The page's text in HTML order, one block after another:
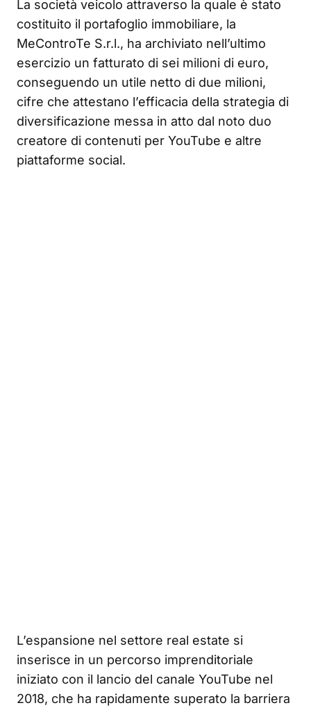
La società veicolo attraverso la quale è stato
costituito il portafoglio immobiliare, la
MeControTe S.r.l., ha archiviato nell’ultimo
esercizio un fatturato di sei milioni di euro,
conseguendo un utile netto di due milioni,
cifre che attestano l’efficacia della strategia di
diversificazione messa in atto dal noto duo
creatore di contenuti per YouTube e altre
piattaforme social.
L’espansione nel settore real estate si
inserisce in un percorso imprenditoriale
iniziato con il lancio del canale YouTube nel
2018, che ha rapidamente superato la barriera